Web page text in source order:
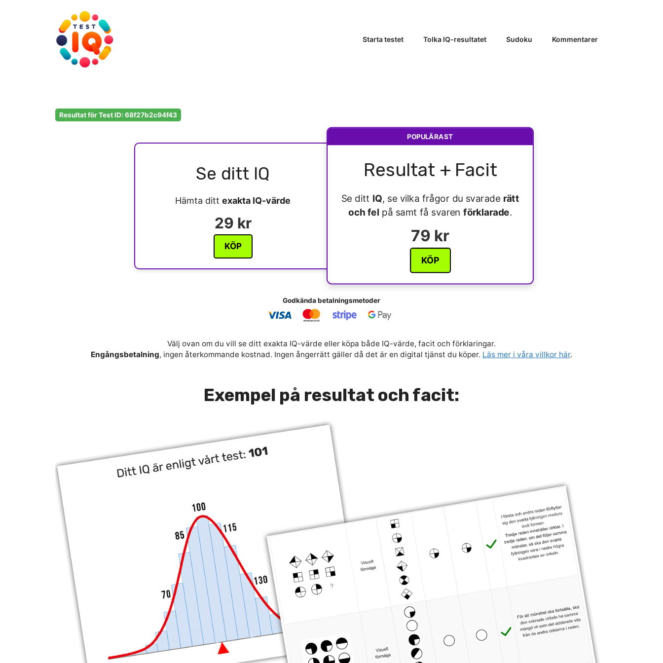
Starta testet Tolka IQ-resultatet Sudoku Kommentarer
Resultat för Test ID: 68f27b2c94f43
Se ditt IQ
Hämta ditt exakta IQ-värde
29 kr
KÖP
POPULÄRAST
Resultat + Facit
Se ditt IQ, se vilka frågor du svarade rätt
och fel på samt få svarenförklarade.
79 kr
KÖP
Godkända betalningsmetoder
Välj ovan om du vill se ditt exakta IQ-värde eller köpa både IQ-värde, facit och förklaringar.
Engångsbetalning, ingen återkommande kostnad. Ingen ångerrätt gäller då det är en digital tjänst du köper. Läs mer i våra villkor här.
Exempel på resultat och facit: